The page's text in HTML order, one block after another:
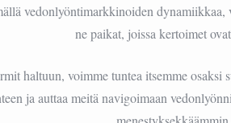
vedonlyöntimarkkinoiden dynamiikkaa,
ne paikat, joissa kertoimet
haltuun, voimme tuntea itsemme osaksi
ja auttaa meitä navigoimaan